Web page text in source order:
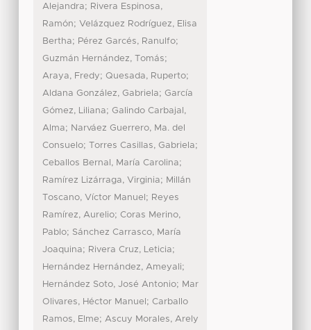
Alejandra; Rivera Espinosa,
Ramón; Velázquez Rodríguez, Elisa
Bertha; Pérez Garcés, Ranulfo;
Guzmán Hernández, Tomás;
Araya, Fredy; Quesada, Ruperto;
Aldana González, Gabriela; García
Gómez, Liliana; Galindo Carbajal,
Alma; Narváez Guerrero, Ma. del
Consuelo; Torres Casillas, Gabriela;
Ceballos Bernal, María Carolina;
Ramírez Lizárraga, Virginia; Millán
Toscano, Víctor Manuel ; Reyes
Ramírez, Aurelio; Coras Merino,
Pablo; Sánchez Carrasco, María
Joaquina; Rivera Cruz, Leticia;
Hernández Hernández, Ameyali;
Hernández Soto, José Antonio; Mar
Olivares, Héctor Manuel ; Carballo
Ramos, Elme; Ascuy Morales, Arely